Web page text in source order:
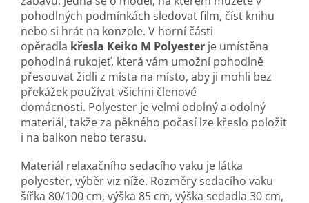
pohodlných podmínkách sledovat film, číst knihu
nebo si hrát na konzole. V horní části
opěradla křesla Keiko M Polyester je umístěna
pohodlná rukojeť, která vám umožní pohodlně
přesouvat židli z místa na místo, aby ji mohli bez
překážek používat všichni členové
domácnosti. Polyester je velmi odolný a odolný
materiál, takže za pěkného počasí lze křeslo položit
i na balkon nebo terasu.
Materiál relaxačního sedacího vaku je látka
polyester, výběr viz níže. Rozměry sedacího vaku
šířka 80/100 cm, výška 85 cm, výška sedadla 30 cm,